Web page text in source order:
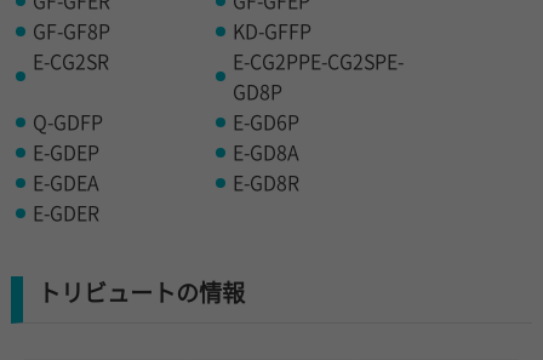
GF-GF8P
KD-GFFP
E-CG2SR
E-CG2PPE-CG2SPE-
GD8P
Q-GDFP
E-GD6P
E-GDEP
E-GD8A
E-GDEA
E-GD8R
E-GDER
トリビュートの情報